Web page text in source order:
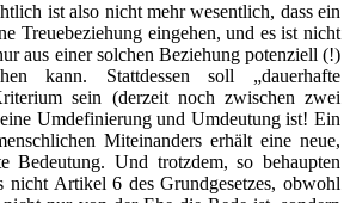
ist also nicht mehr wesentlich, dass ein
Treuebeziehung eingehen, und es ist nicht
aus einer solchen Beziehung potenziell (!)
kann. Stattdessen soll „dauerhafte
sein (derzeit noch zwischen zwei
Umdefinierung und Umdeutung ist! Ein
Miteinanders erhält eine neue,
Bedeutung. Und trotzdem, so behaupten
nicht Artikel 6 des Grundgesetzes, obwohl